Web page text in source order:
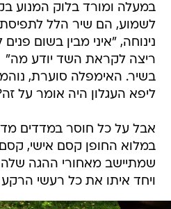
במעלה ומורד בלוק
לשמוע, הם שיר הלל לתפיסת
נינוחה, "איני מבין בשום
ריצה לקראת השד יודע מה" 
בשיר. האימפלה סוערת,
ליפא העגלון היה אומר על
אבל על כל חוסר במדדים
במלוא החופן קסם אישי,
שמתיישב מאחורי ההגה
ויחד איתו את כל רעשי